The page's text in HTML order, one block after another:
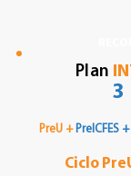
Plan
3
PreU +PreICFES +
Ciclo